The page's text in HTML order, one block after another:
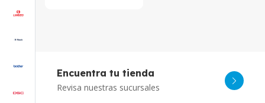
Encuentra tu tienda
Revisa nuestras sucursales